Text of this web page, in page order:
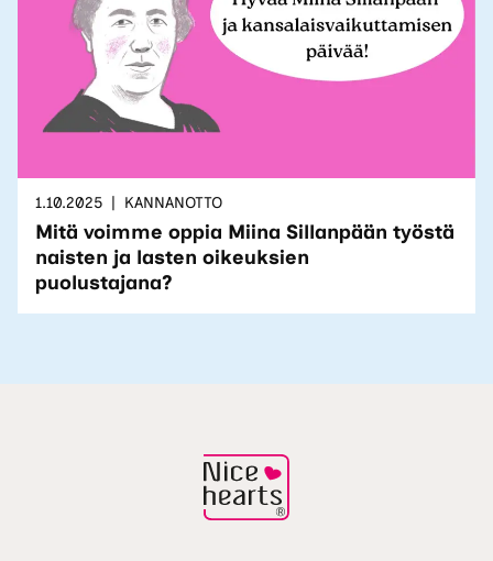
1.10.2025 KANNANOTTO
Mitä voimme oppia Miina Sillanpään työstä
naisten ja lasten oikeuksien
puolustajana?